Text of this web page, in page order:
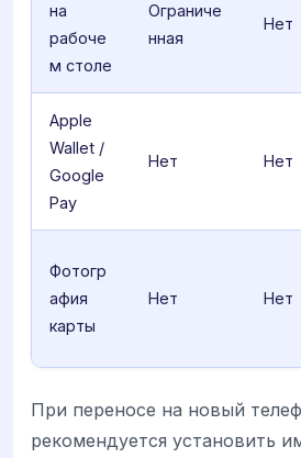
на
рабоче
м столе
Ограниче
нная
Нет
Apple
Wallet /
Google
Pay
Нет Нет
Фотогр
афия
карты
Нет Нет
При переносе на новый
рекомендуется установить